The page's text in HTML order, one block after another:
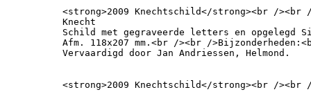
<strong>2009 Knechtschild</strong><br /
Knecht
Schild met gegraveerde letters en
Afm. 118x207 mm.<br /><br /
Vervaardigd door Jan Andriessen, Helmond.
<strong>2009 Knechtschild</strong><br /